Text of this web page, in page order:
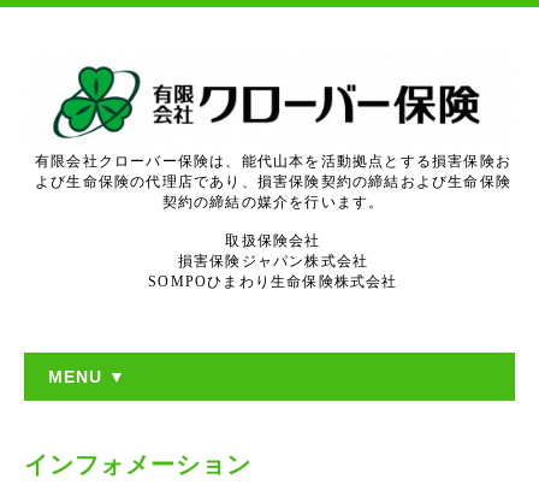
有限会社クローバー保険は、能代山本を活動拠点とする損害保険お
よび生命保険の代理店であり、損害保険契約の締結および生命保険
契約の締結の媒介を行います。
取扱保険会社
損害保険ジャパン株式会社
SOMPOひまわり生命保険株式会社
MENU ▼
インフォメーション